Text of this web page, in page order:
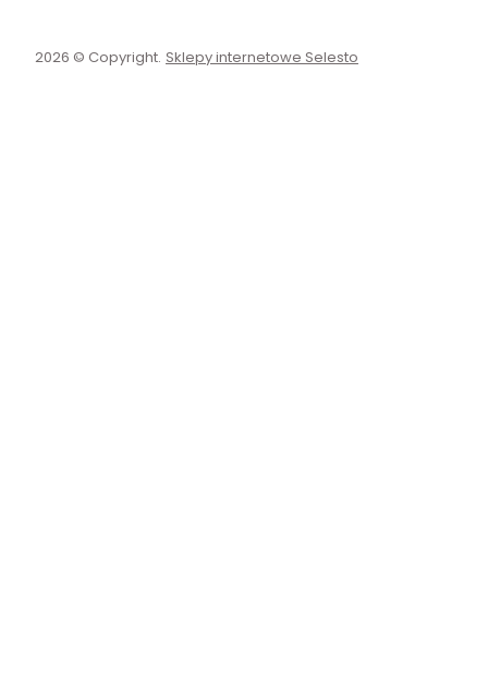
2026 © Copyright. Sklepy internetowe Selesto